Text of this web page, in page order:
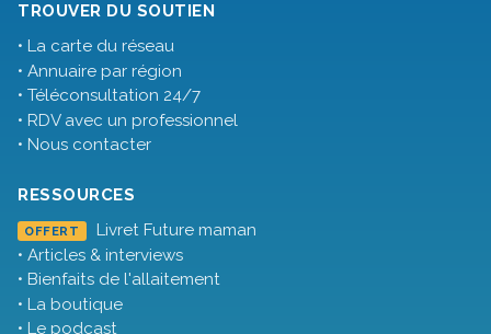
TROUVER DU SOUTIEN
• La carte du réseau
• Annuaire par région
• Téléconsultation 24/7
• RDV avec un professionnel
• Nous contacter
RESSOURCES
OFFERT
Livret Future maman
• Articles & interviews
• Bienfaits de l'allaitement
• La boutique
• Le podcast